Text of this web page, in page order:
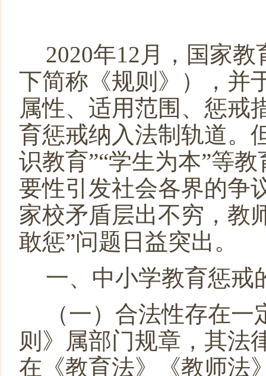
民盟中央关于学习贯彻十三届全国人大二次会议和全国政
2020年12 月 ， 国家教
下简称《规则》），并
属性、适用范围、惩戒
育惩戒纳入法制轨道。
识教育”“学生为本”等教
要性引发社会各界的争
家校矛盾层出不穷，教
敢惩”问题日益突出。
一、中小学教育惩戒
（一）合法性存在一
则》属部门规章，其法
在《教育法》《教师法